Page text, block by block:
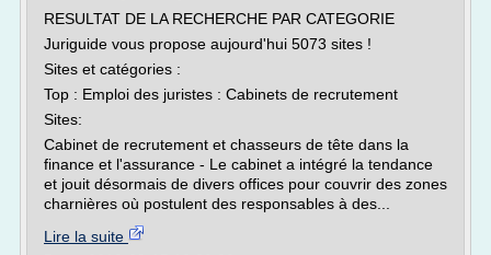
RESULTAT DE LA RECHERCHE PAR CATEGORIE
Juriguide vous propose aujourd'hui 5073 sites !
Sites et catégories :
Top : Emploi des juristes : Cabinets de recrutement
Sites:
Cabinet de recrutement et chasseurs de tête dans la
finance et l'assurance - Le cabinet a intégré la tendance
et jouit désormais de divers offices pour couvrir des zones
charnières où postulent des responsables à des...
Lire la suite